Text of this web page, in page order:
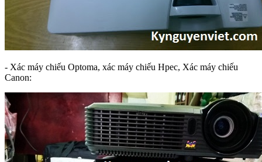
- Xác máy chiếu Optoma, xác máy chiếu Hpec, Xác máy chiếu
Canon: